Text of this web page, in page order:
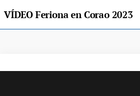
VÍDEO Feriona en Corao 2023